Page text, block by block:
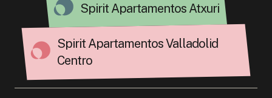
Spirit Apartamentos Atxuri
Spirit Apartamentos Valladolid
Centro